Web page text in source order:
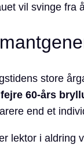
vil svinge fra
store
60-års
end et
lektor i aldring